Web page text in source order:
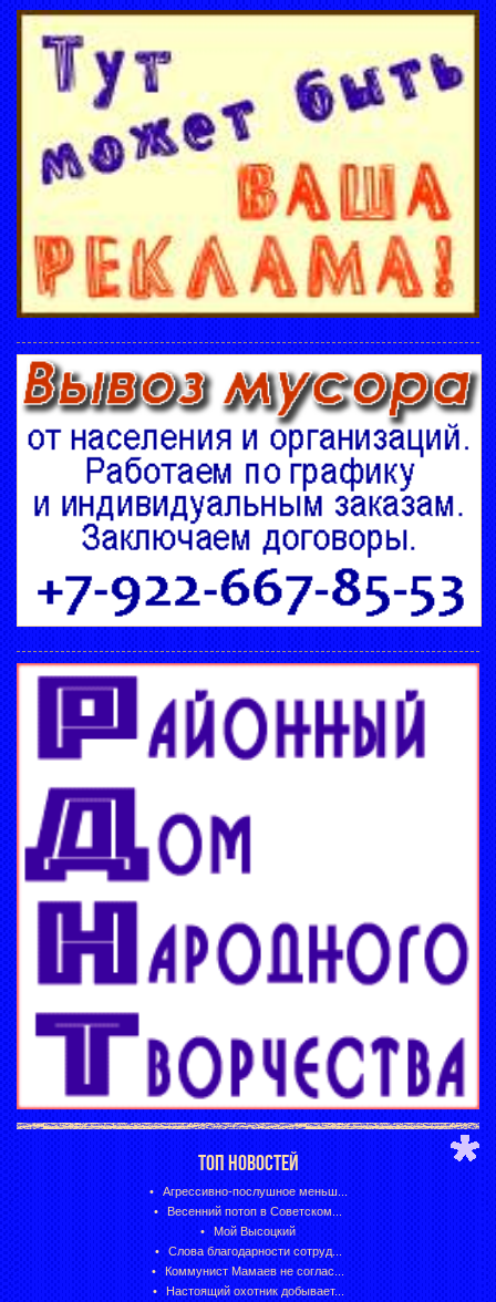
ТОП НОВОСТЕЙ
Агрессивно-послушное меньш...
Весенний потоп в Советском...
Мой Высоцкий
Слова благодарности сотруд...
Коммунист Мамаев не соглас...
Настоящий охотник добывает...